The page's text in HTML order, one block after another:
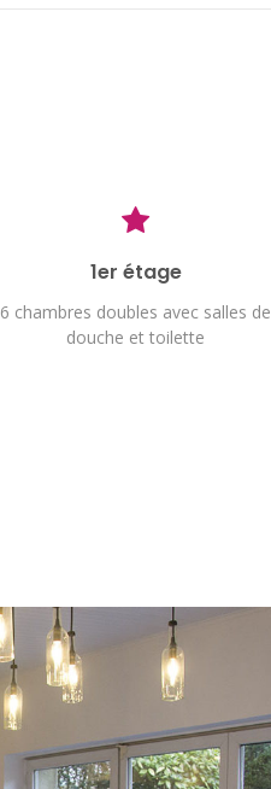
1er étage
6 chambres doubles avec salles de
douche et toilette